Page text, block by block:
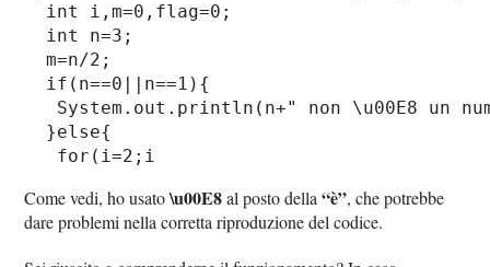
  int i,m=0,flag=0;
  int n=3;
  m=n/2;
  if(n==0||n==1){
System.out.println(n+" non \u00E8
  }else{
   for(i=2;i
Come vedi, ho usato\u00E8al posto della“è”, che potrebbe
dare problemi nella corretta riproduzione del codice.